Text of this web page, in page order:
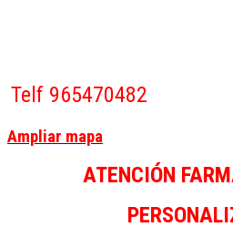
Telf 965470482
Ampliar mapa
ATENCIÓN